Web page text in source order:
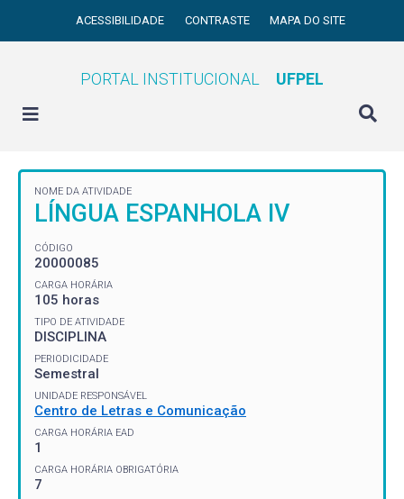
ACESSIBILIDADE CONTRASTE MAPA DO SITE
PORTAL INSTITUCIONAL UFPEL
NOME DA ATIVIDADE
LÍNGUA ESPANHOLA IV
CÓDIGO
20000085
CARGA HORÁRIA
105 horas
TIPO DE ATIVIDADE
DISCIPLINA
PERIODICIDADE
Semestral
UNIDADE RESPONSÁVEL
Centro de Letras e Comunicação
CARGA HORÁRIA EAD
1
CARGA HORÁRIA OBRIGATÓRIA
7